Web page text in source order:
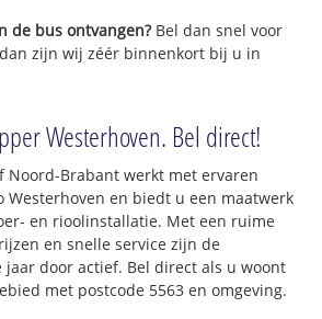
de bus ontvangen?Bel dan snel voor
zijn wij zéér binnenkort bij u in
Westerhoven. Bel direct!
Brabant werkt met ervaren
Westerhoven en biedt u een maatwerk
en rioolinstallatie. Met een ruime
en snelle service zijn de
jaar door actief. Bel direct als u woont
met postcode 5563 en omgeving.